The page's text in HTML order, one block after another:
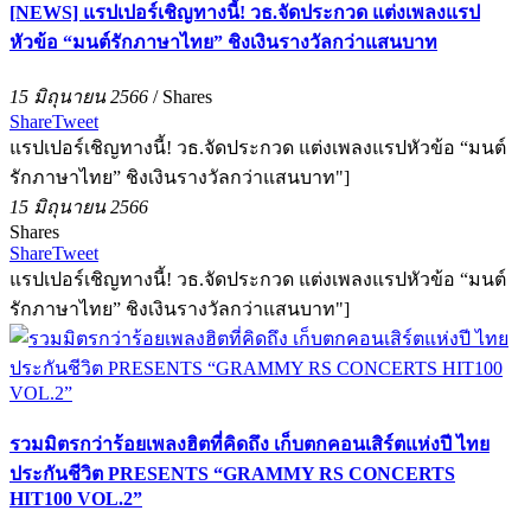
[NEWS] แรปเปอร์เชิญทางนี้! วธ.จัดประกวด แต่งเพลงแรป
หัวข้อ “มนต์รักภาษาไทย” ชิงเงินรางวัลกว่าแสนบาท
15 มิถุนายน 2566 / Shares
ShareTweet
แรปเปอร์เชิญทางนี้! วธ.จัดประกวด แต่งเพลงแรปหัวข้อ “มนต์
รักภาษาไทย” ชิงเงินรางวัลกว่าแสนบาท"]
15 มิถุนายน 2566
Shares
ShareTweet
แรปเปอร์เชิญทางนี้! วธ.จัดประกวด แต่งเพลงแรปหัวข้อ “มนต์
รักภาษาไทย” ชิงเงินรางวัลกว่าแสนบาท"]
รวมมิตรกว่าร้อยเพลงฮิตที่คิดถึง เก็บตกคอนเสิร์ตแห่งปี ไทย
ประกันชีวิต PRESENTS “GRAMMY RS CONCERTS
HIT100 VOL.2”